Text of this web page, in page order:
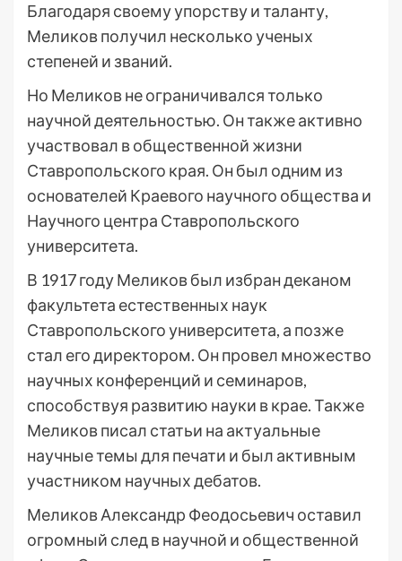
Благодаря своему упорству и таланту,
Меликов получил несколько ученых
степеней и званий.
Но Меликов не ограничивался только
научной деятельностью. Он также активно
участвовал в общественной жизни
Ставропольского края. Он был одним из
основателей Краевого научного общества и
Научного центра Ставропольского
университета.
В 1917 году Меликов был избран деканом
факультета естественных наук
Ставропольского университета, а позже
стал его директором. Он провел множество
научных конференций и семинаров,
способствуя развитию науки в крае. Также
Меликов писал статьи на актуальные
научные темы для печати и был активным
участником научных дебатов.
Меликов Александр Феодосьевич оставил
огромный след в научной и общественной